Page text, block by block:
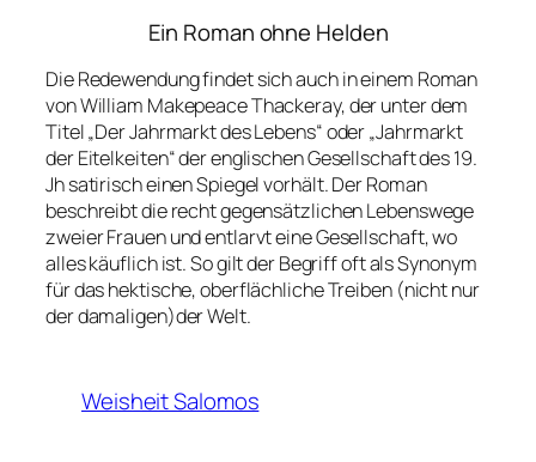
Ein Roman ohne Helden
Die Redewendung findet sich auch in einem Roman
von William Makepeace Thackeray, der unter dem
Titel „Der Jahrmarkt des Lebens“ oder „Jahrmarkt
der Eitelkeiten“ der englischen Gesellschaft des 19.
Jh satirisch einen Spiegel vorhält. Der Roman
beschreibt die recht gegensätzlichen Lebenswege
zweier Frauen und entlarvt eine Gesellschaft, wo
alles käuflich ist. So gilt der Begriff oft als Synonym
für das hektische, oberflächliche Treiben (nicht nur
der damaligen)der Welt.
Weisheit Salomos